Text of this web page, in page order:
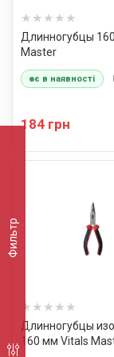
Фильтр
Длинногубцы
Master
є в наявності
184 грн
Длинногубцы
160 мм Vitals